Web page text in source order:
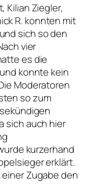
Kilian Ziegler,
R. konnten mit
sich so den
vier
es die
konnte kein
Moderatoren
so zum
sich auch hier
kurzerhand
erklärt.
Zugabe den